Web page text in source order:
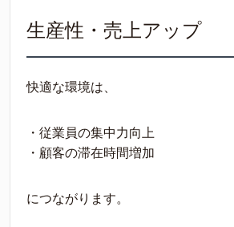
生産性・売上アップ
快適な環境は、
・従業員の集中力向上
・顧客の滞在時間増加
につながります。